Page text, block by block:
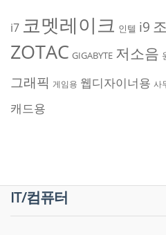
i7 코멧레이크 인텔 i9
ZOTAC GIGABYTE 저소음
그래픽 게임용 웹디자이너용 사
캐드용
IT/컴퓨터